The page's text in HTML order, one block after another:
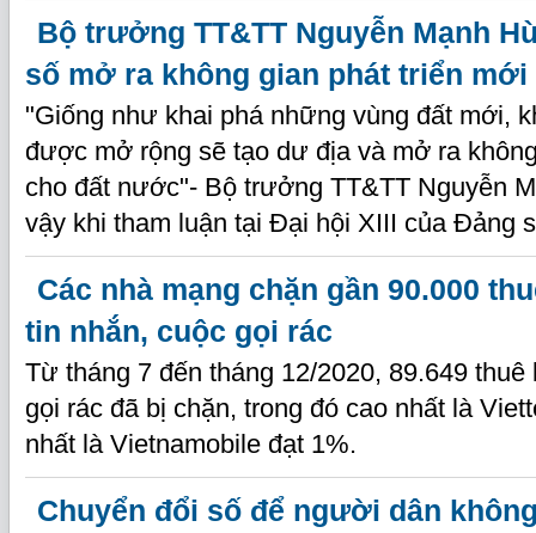
Bộ trưởng TT&TT Nguyễn Mạnh
số mở ra không gian phát triển mới
"Giống như khai phá những vùng đất mới,
được mở rộng sẽ tạo dư địa và mở ra
cho đất nước"- Bộ trưởng TT&TT Nguyễn
vậy khi tham luận tại Đại hội XIII của Đảng
Các nhà mạng chặn gần 90.000
tin nhắn, cuộc gọi rác
Từ tháng 7 đến tháng 12/2020, 89.649 thuê
gọi rác đã bị chặn, trong đó cao nhất là
nhất là Vietnamobile đạt 1%.
Chuyển đổi số để người dân